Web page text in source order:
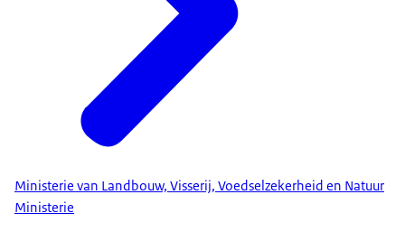
Ministerie van Landbouw, Visserij, Voedselzekerheid en Natuur
Ministerie